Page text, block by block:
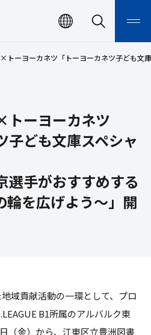
EN
検
検索
メ
ュ
ー
トーヨーカネツ 「トーヨーカネツ子ども文
トーヨーカネツ
子ども文庫スペシャ
選手がおすすめする
輪を広げよう～」開
域貢献活動の一環として、プロ
B1所属のアルバルク東
（金）から、江東区立豊洲図書